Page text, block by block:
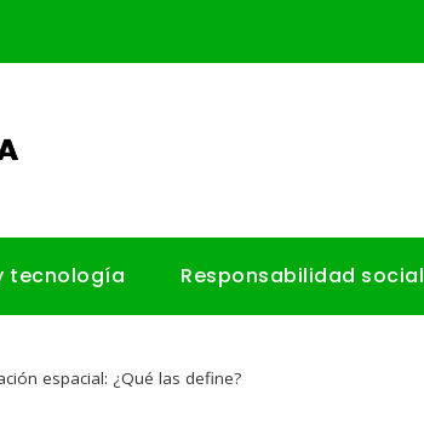
tecnología Responsabilidad social
espacial: ¿Qué las define?